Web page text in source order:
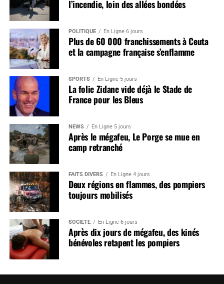
l’incendie, loin des allées bondées
POLITIQUE En Ligne 6 jours
Plus de 60 000 franchissements à Ceuta
et la campagne française s’enflamme
SPORTS En Ligne 5 jours
La folie Zidane vide déjà le Stade de
France pour les Bleus
NEWS En Ligne 5 jours
Après le mégafeu, Le Porge se mue en
camp retranché
FAITS DIVERS En Ligne 4 jours
Deux régions en flammes, des pompiers
toujours mobilisés
SOCIÉTÉ En Ligne 6 jours
Après dix jours de mégafeu, des kinés
bénévoles retapent les pompiers